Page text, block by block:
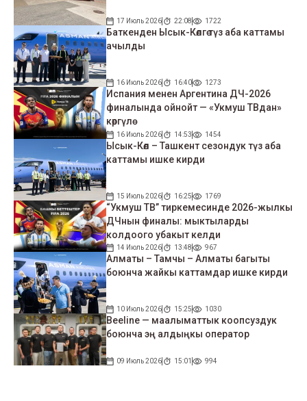
17 Июль 2026 22:08 1722
Баткенден Ысык-Көлгө түз аба каттамы
ачылды
16 Июль 2026 16:40 1273
Испания менен Аргентина ДЧ-2026
финалында ойнойт — «Укмуш ТВдан»
көргүлө
16 Июль 2026 14:53 1454
Ысык-Көл – Ташкент сезондук түз аба
каттамы ишке кирди
15 Июль 2026 16:25 1769
“Укмуш ТВ” тиркемесинде 2026-жылкы
ДЧнын финалы: мыктыларды
колдоого убакыт келди
14 Июль 2026 13:48 967
Алматы – Тамчы – Алматы багыты
боюнча жайкы каттамдар ишке кирди
10 Июль 2026 15:25 1030
Beeline — маалыматтык коопсуздук
боюнча эң алдыңкы оператор
09 Июль 2026 15:01 994